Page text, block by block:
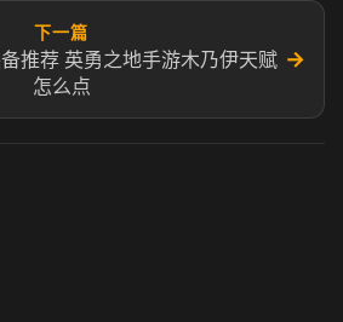
下一篇
推荐 英勇之地手游木乃伊天赋
怎么点
→